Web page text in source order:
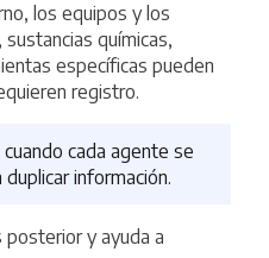
los equipos y los
químicas,
específicas pueden
registro.
cada agente se
información.
posterior y ayuda a